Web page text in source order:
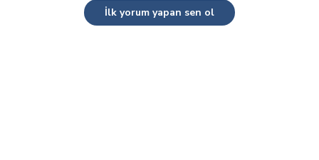
İlk yorum yapan sen ol